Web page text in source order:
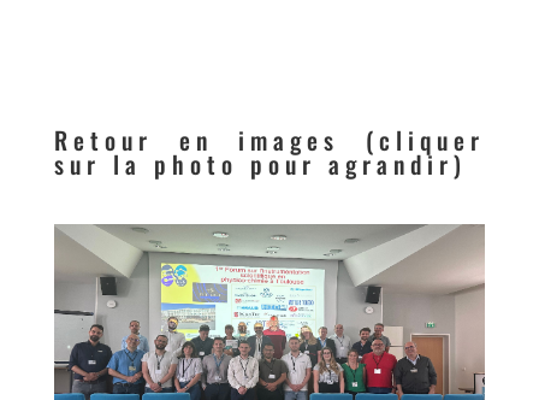
Retour en images (cliquer
sur la photo pour agrandir)